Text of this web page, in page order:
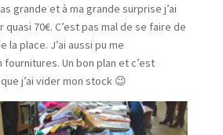
grande et à ma grande surprise j’ai
70€. C’est pas mal de se faire de
la place. J’ai aussi pu me
Un bon plan et c’est
j’ai vider mon stock 😉